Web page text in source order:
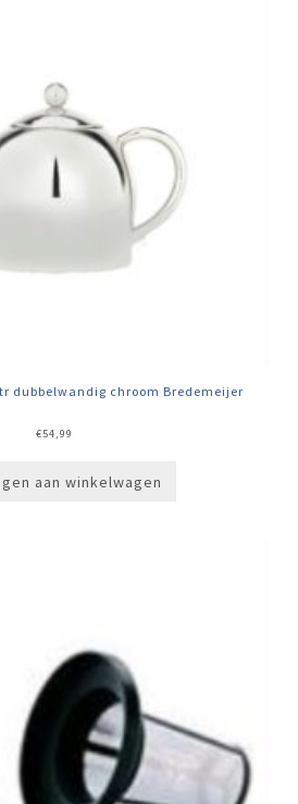
dubbelwandig chroom Bredemeijer
€54,99
aan winkelwagen